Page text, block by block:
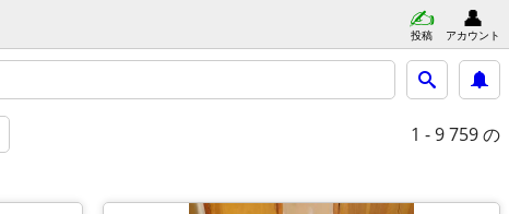
投稿 アカウント
1 - 9759 の